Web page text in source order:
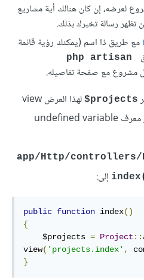
لعرضه، إن كان هنالك أية مشاريع
تظهر رسالة تخبرك بذلك.
مع طريق ذا اسم (يمكنك رؤية قائمة
php artisan
مشروع مع صفحة تفاصيله.
projects$
لهذا العرض view
وإلا ستحصل على خطأ متغير غير معرف undefined variable
app/Http/
index إلى:
public function index()
{
    $projects
= Project ::
view( 'projects.index' ,
}